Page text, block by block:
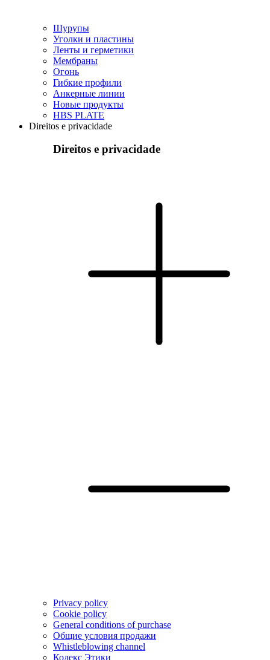
Шурупы
Уголки и пластины
Ленты и герметики
Мембраны
Огонь
Гибкие профили
Анкерные линии
Hовые продукты
HBS PLATE
Direitos e privacidade
Direitos e privacidade
Privacy policy
Cookie policy
General conditions of purchase
Общие условия продажи
Whistleblowing channel
Кодекс Этики